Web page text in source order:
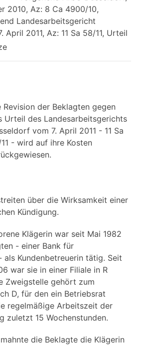
2010, Az: 8 Ca 4900/10,
Landesarbeitsgericht
April 2011, Az: 11 Sa 58/11, Urteil
Revision der Beklagten gegen
Urteil des Landesarbeitsgerichts
vom 7. April 2011 - 11 Sa
- wird auf ihre Kosten
über die Wirksamkeit einer
Kündigung.
Klägerin war seit Mai 1982
- einer Bank für
als Kundenbetreuerin tätig. Seit
war sie in einer Filiale in R
Zweigstelle gehört zum
D, für den ein Betriebsrat
regelmäßige Arbeitszeit der
zuletzt 15 Wochenstunden.
die Beklagte die Klägerin